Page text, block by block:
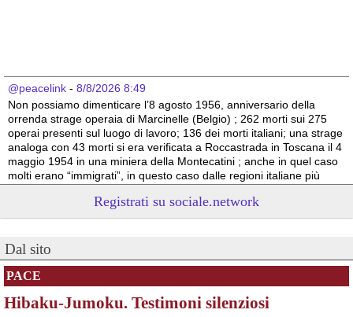
@peacelink - 8/8/2026 8:49
Non possiamo dimenticare l’8 agosto 1956, anniversario della
orrenda strage operaia di Marcinelle (Belgio) ; 262 morti sui 275
operai presenti sul luogo di lavoro; 136 dei morti italiani; una strage
analoga con 43 morti si era verificata a Roccastrada in Toscana il 4
maggio 1954 in una miniera della Montecatini ; anche in quel caso
molti erano “immigrati”, in questo caso dalle regioni italiane più
Vito Totire, portavoce RETE NAZIONALE LAVORO SICURO
#migranti #lavoratori #Marcinelle
Registrati su sociale.network
Dal sito
PACE
Hibaku-Jumoku. Testimoni silenziosi